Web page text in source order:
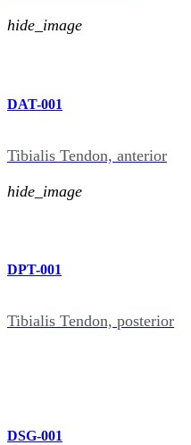
hide_image
DAT-001
Tibialis Tendon, anterior
hide_image
DPT-001
Tibialis Tendon, posterior
DSG-001